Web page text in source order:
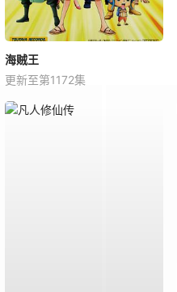
海贼王
更新至第1172集